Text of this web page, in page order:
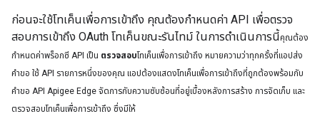
ก่อนจะใช้โทเค็นเพื่อการเข้าถึง คุณต้องกำหนดค่า API เพื่อตรวจ
สอบการเข้าถึง OAuth โทเค็นขณะรันไทม์ ในการดำเนินการนี้คุณต้อง
กำหนดค่าพร็อกซี API เป็น ตรวจสอบโทเค็นเพื่อการเข้าถึง หมายความว่าทุกครั้งที่แอปส่ง
คำขอ ใช้ API รายการหนึ่งของคุณ แอปต้องแสดงโทเค็นเพื่อการเข้าถึงที่ถูกต้องพร้อมกับ
คำขอ API Apigee Edge จัดการกับความซับซ้อนที่อยู่เบื้องหลังการสร้าง การจัดเก็บ และ
ตรวจสอบโทเค็นเพื่อการเข้าถึง ซึ่งมีให้